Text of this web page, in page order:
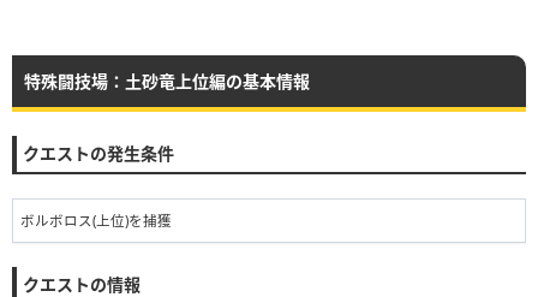
特殊闘技場：土砂竜上位編の基本情報
クエストの発生条件
ボルボロス(上位)を捕獲
クエストの情報